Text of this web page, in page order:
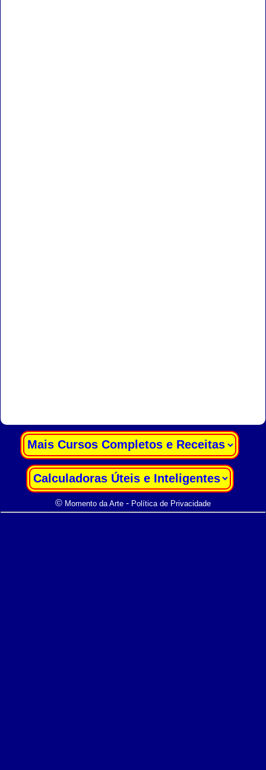
© Momento da Arte- Política de Privacidade